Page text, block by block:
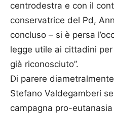
centrodestra e con il
conservatrice del Pd,
concluso – si è persa
legge utile ai cittadini
già riconosciuto”.
Di parere
Stefano Valdegamberi
campagna pro-